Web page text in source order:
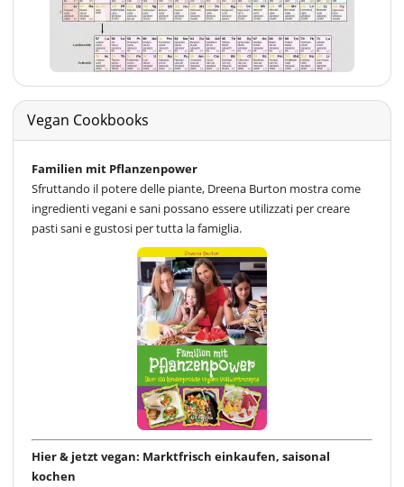
Vegan Cookbooks
Familien mit Pflanzenpower
Sfruttando il potere delle piante, Dreena Burton mostra come
ingredienti vegani e sani possano essere utilizzati per creare
pasti sani e gustosi per tutta la famiglia.
Hier & jetzt vegan: Marktfrisch einkaufen, saisonal
kochen